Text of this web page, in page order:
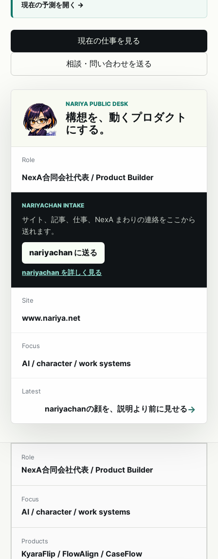
現在の予測を開く →
現在の仕事を見る
相談・問い合わせを送る
NARIYA PUBLIC DESK
構想を、動くプロダクト
にする。
Role
NexA合同会社代表 / Product Builder
NARIYACHAN INTAKE
サイト、記事、仕事、NexA まわりの連絡をここから
送れます。
nariyachan に送る
nariyachan を詳しく見る
Site
www.nariya.net
Focus
AI / character / work systems
Latest
nariyachanの顔を、説明より前に見せる→
Role
NexA合同会社代表 / Product Builder
Focus
AI / character / work systems
Products
KyaraFlip / FlowAlign / CaseFlow